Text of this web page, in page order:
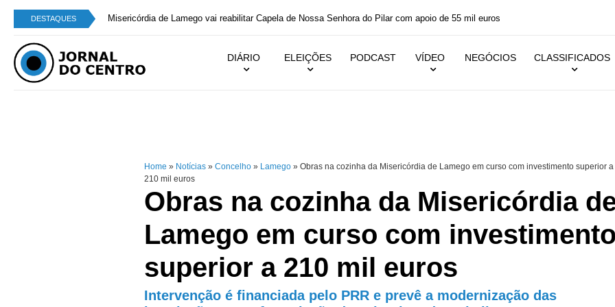
DESTAQUES Perícia Automóvel de Campo de Besteiros integra festas dos bombeiros
DIÁRIO ELEIÇÕES PODCAST VÍDEO NEGÓCIOS CLASSIFICADOS
Home » Notícias » Concelho » Lamego » Obras na cozinha da Misericórdia de Lamego em curso com investimento superior a
210 mil euros
Obras na cozinha da Misericórdia
Lamego em curso com investimento
superior a 210 mil euros
Intervenção é financiada pelo PRR e prevê a modernização das